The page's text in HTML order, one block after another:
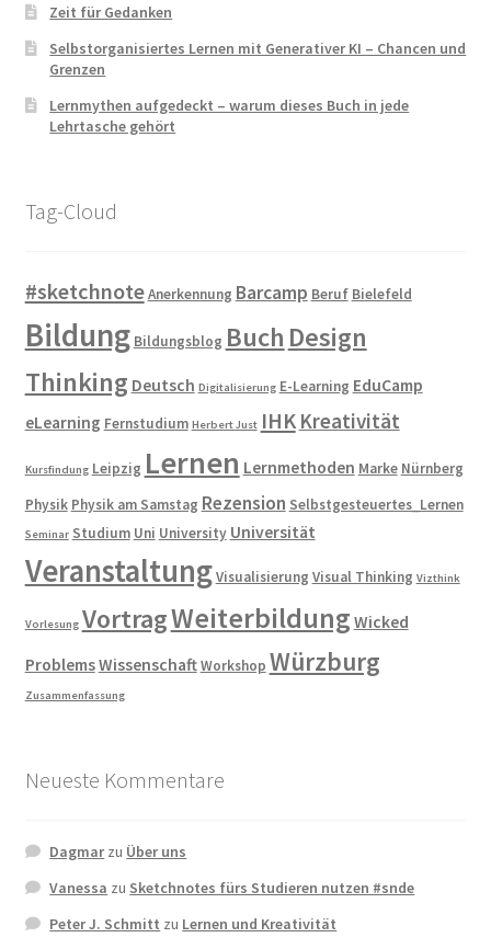
Zeit für Gedanken
Selbstorganisiertes Lernen mit Generativer KI – Chancen und
Grenzen
Lernmythen aufgedeckt – warum dieses Buch in jede
Lehrtasche gehört
Tag-Cloud
#sketchnoteAnerkennung Barcamp Beruf Bielefeld
Bildung Bildungsblog Buch Design
Thinking Deutsch Digitalisierung E-Learning EduCamp
eLearning Fernstudium Herbert Just IHK Kreativität
Kursfindung Leipzig Lernen Lernmethoden Marke Nürnberg
Physik Physik am Samstag Rezension Selbstgesteuertes_Lernen
Seminar Studium Uni University Universität
VeranstaltungVisualisierung Visual Thinking Vizthink
Vorlesung VortragWeiterbildung Wicked
ProblemsWissenschaftWorkshop Würzburg
Zusammenfassung
Neueste Kommentare
Dagmarzu Über uns
Vanessa zu Sketchnotes fürs Studieren nutzen #snde
Peter J. Schmitt zu Lernen und Kreativität